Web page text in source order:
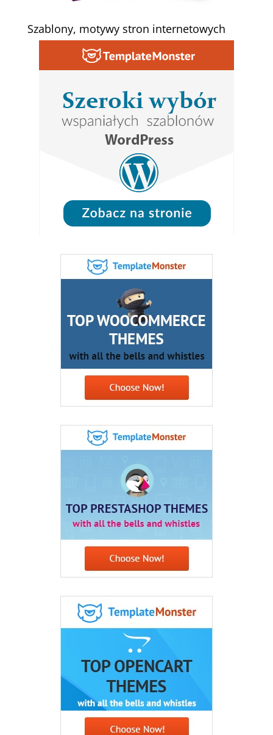
Szablony, motywy stron internetowych